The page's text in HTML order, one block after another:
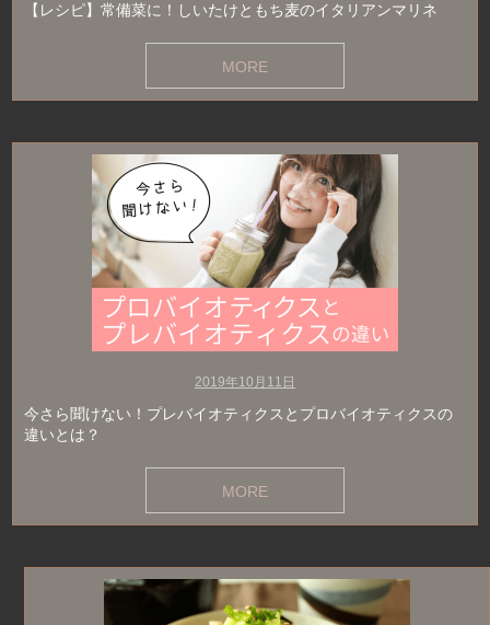
【レシピ】常備菜に！しいたけともち麦のイタリアンマリネ
MORE
2019年10月11日
今さら聞けない！プレバイオティクスとプロバイオティクスの
違いとは？
MORE